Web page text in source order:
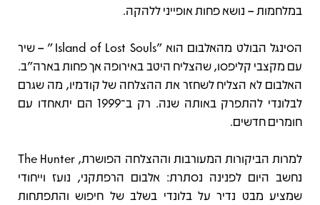
במלחמות – נושא פחות אופייני ללהקה.
הסינגל הבולט מהאלבום הוא "Island of Lost Souls" – שיר
עם מקצבי קליפסו, שהצליח היטב באירופה אך פחות בארה"ב.
האלבום לא הצליח לשחזר את ההצלחה של קודמיו, מה שגרם
לבלונדי להתפרק באותה שנה. רק ב־1999 הם יתאחדו עם
חומרים חדשים.
למרות הביקורות המעורבות וההצלחה הפושרת, The Hunter
נחשב היום לפנינה נסתרת: אלבום הרפתקני, נועז וייחודי
שמציע מבט נדיר על בלונדי בשלב של חיפוש והתפתחות